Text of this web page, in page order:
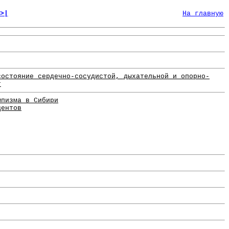
На главную
сердечно-сосудистой, дыхательной и опорно-
в Сибири